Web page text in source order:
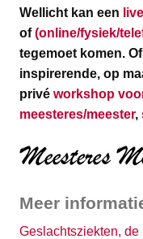
Wellicht kan een
of(online/fysiek/
tegemoet komen.
inspirerende, op
privé workshop
meesteres/meester,
Meer
Geslachtsziekten, de